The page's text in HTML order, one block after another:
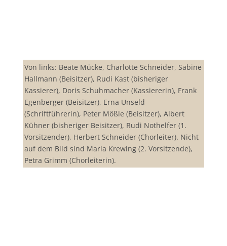
Von links: Beate Mücke, Charlotte Schneider, Sabine
Hallmann (Beisitzer), Rudi Kast (bisheriger
Kassierer), Doris Schuhmacher (Kassiererin), Frank
Egenberger (Beisitzer), Erna Unseld
(Schriftführerin), Peter Mößle (Beisitzer), Albert
Kühner (bisheriger Beisitzer), Rudi Nothelfer (1.
Vorsitzender), Herbert Schneider (Chorleiter). Nicht
auf dem Bild sind Maria Krewing (2. Vorsitzende),
Petra Grimm (Chorleiterin).